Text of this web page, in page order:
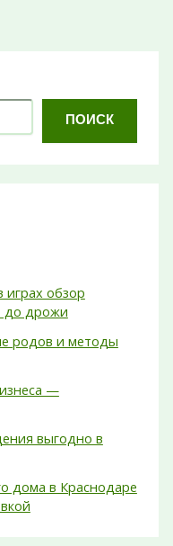
ПОИСК
обзор
до дрожи
родов и методы
—
выгодно в
дома в Краснодаре